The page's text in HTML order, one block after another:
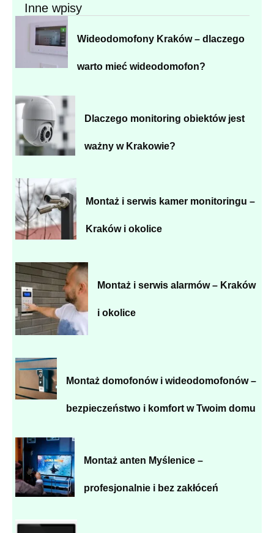
Inne wpisy
Wideodomofony Kraków – dlaczego
warto mieć wideodomofon?
Dlaczego monitoring obiektów jest
ważny w Krakowie?
Montaż i serwis kamer monitoringu –
Kraków i okolice
Montaż i serwis alarmów – Kraków
i okolice
Montaż domofonów i wideodomofonów –
bezpieczeństwo i komfort w Twoim domu
Montaż anten Myślenice –
profesjonalnie i bez zakłóceń